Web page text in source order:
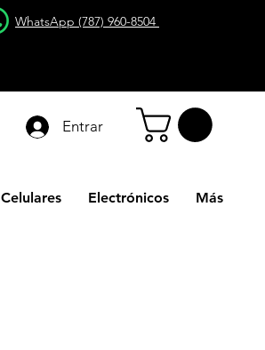
WhatsApp (787) 960-8504
Entrar
Celulares Electrónicos Más